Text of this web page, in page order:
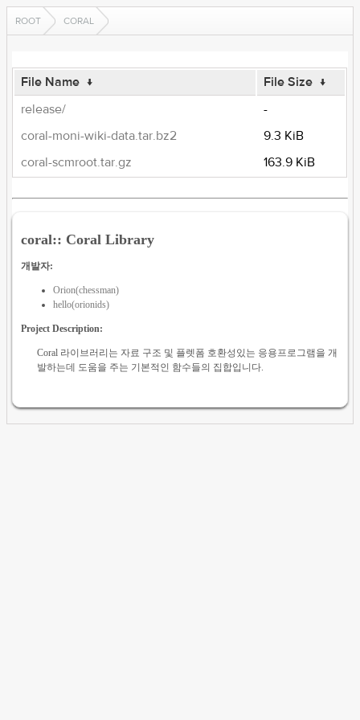
ROOT CORAL
File Name ↓ File Size ↓
release/
-
coral-moni-wiki-data.tar.bz2
9.3 KiB
coral-scmroot.tar.gz
163.9 KiB
coral:: Coral Library
개발자:
Orion(chessman)
hello(orionids)
Project Description:
Coral 라이브러리는 자료 구조 및 플렛폼 호환성있는 응용프로그램을 개
발하는데 도움을 주는 기본적인 함수들의 집합입니다.